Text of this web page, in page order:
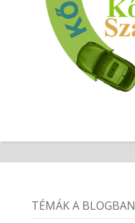
TÉMÁK A BLOGBAN